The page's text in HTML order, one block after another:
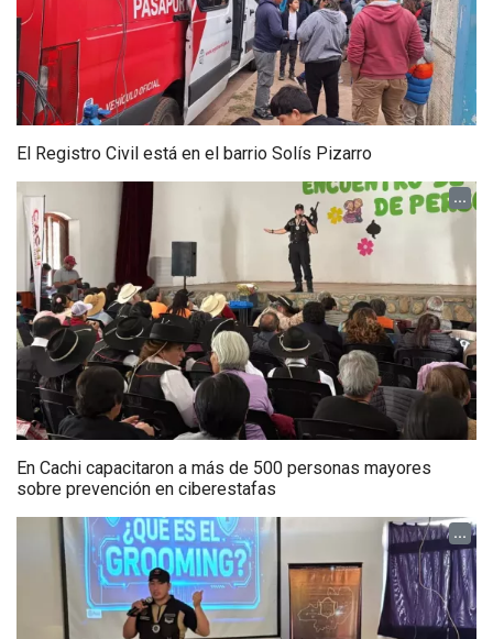
El Registro Civil está en el barrio Solís Pizarro
...
En Cachi capacitaron a más de 500 personas mayores
sobre prevención en ciberestafas
...